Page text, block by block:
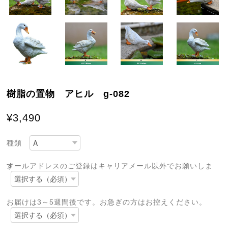
樹脂の置物 アヒル g-082
¥3,490
種類
メールアドレスのご登録はキャリアメール以外でお願いします
お届けは3～5週間後です。お急ぎの方はお控えください。